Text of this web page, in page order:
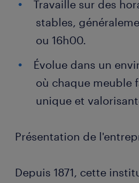
Travaille sur des
stables,
ou 16h00.
Évolue dans un
où chaque meuble
unique et
Présentation de
Depuis 1871, cette